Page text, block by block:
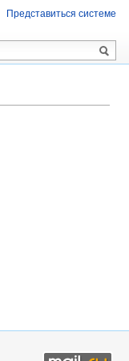
Представиться системе